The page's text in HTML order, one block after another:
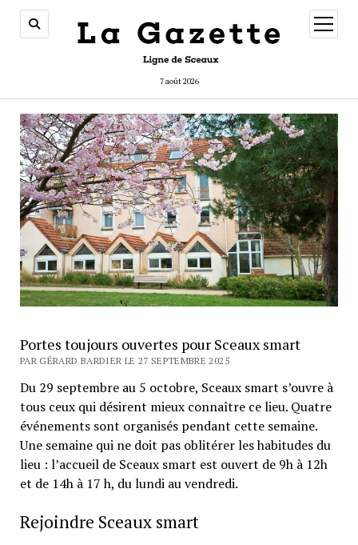
7 août 2026
ouvrir
menu
Portes toujours ouvertes pour Sceaux smart
PAR GÉRARD BARDIER LE 27 SEPTEMBRE 2025
Du 29 septembre au 5 octobre, Sceaux smart s’ouvre à
tous ceux qui désirent mieux connaître ce lieu. Quatre
événements sont organisés pendant cette semaine.
Une semaine qui ne doit pas oblitérer les habitudes du
lieu : l’accueil de Sceaux smart est ouvert de 9h à 12h
et de 14h à 17 h, du lundi au vendredi.
Rejoindre Sceaux smart